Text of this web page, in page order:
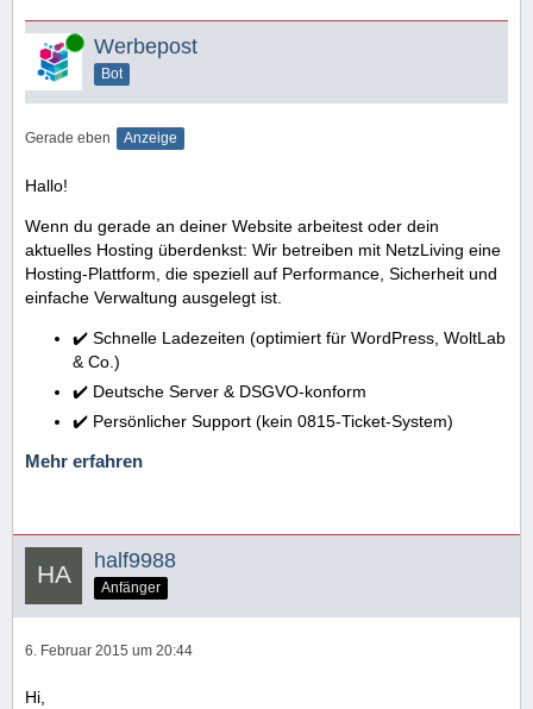
Online Werbepost
Bot
Gerade eben Anzeige
Hallo!
Wenn du gerade an deiner Website arbeitest oder dein
aktuelles Hosting überdenkst: Wir betreiben mit NetzLiving eine
Hosting-Plattform, die speziell auf Performance, Sicherheit und
einfache Verwaltung ausgelegt ist.
✔️ Schnelle Ladezeiten (optimiert für WordPress, WoltLab
& Co.)
✔️ Deutsche Server & DSGVO-konform
✔️ Persönlicher Support (kein 0815-Ticket-System)
Mehr erfahren
half9988
Anfänger
6. Februar 2015 um 20:44
Hi,